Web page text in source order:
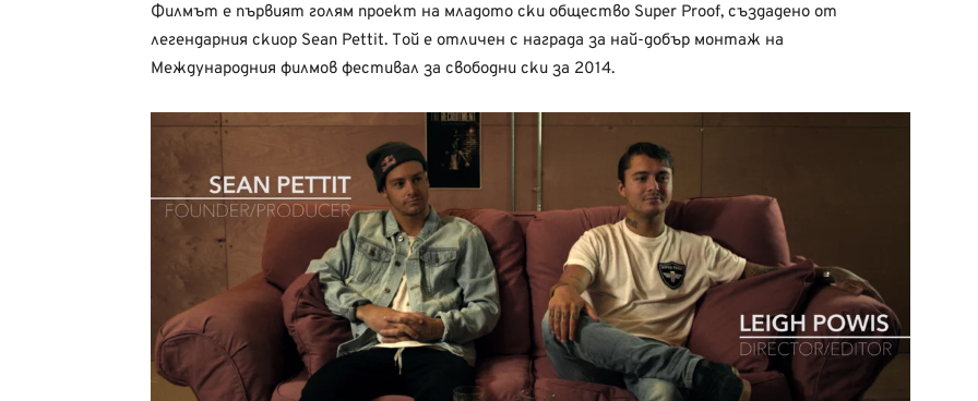
Филмът е първият голям проект на младото ски общество Super Proof, създадено от
легендарния скиор Sean Pettit. Той е отличен с награда за най-добър монтаж на
Международния филмов фестивал за свободни ски за 2014.